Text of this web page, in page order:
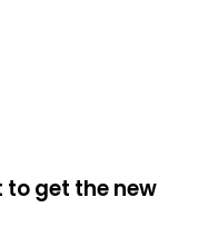
get the new